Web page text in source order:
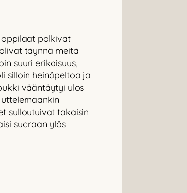
oppilaat polkivat
täynnä meitä
suuri erikoisuus,
silloin heinäpeltoa ja
vääntäytyi ulos
sulloutuivat takaisin
suoraan ylös